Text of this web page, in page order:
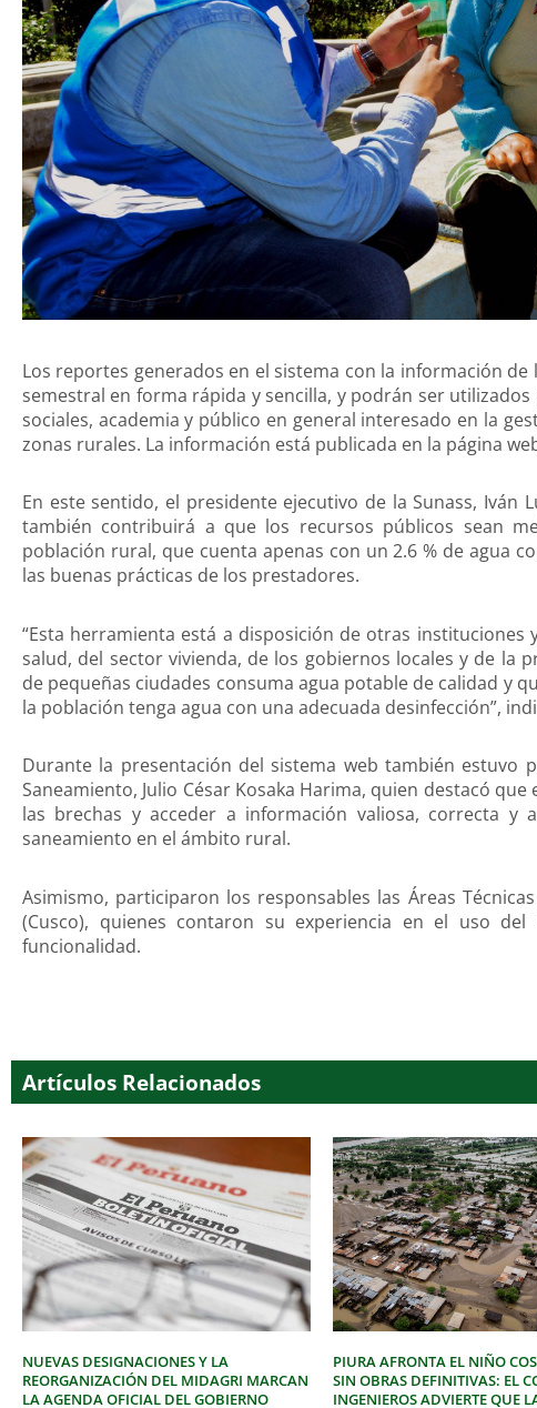
Los reportes generados en el sistema con la información de
semestral en forma rápida y sencilla, y podrán ser
sociales, academia y público en general interesado en la
zonas rurales. La información está publicada en la página
En este sentido, el presidente ejecutivo de la Sunass, Iván
también contribuirá a que los recursos públicos sean
población rural, que cuenta apenas con un 2.6 % de agua
las buenas prácticas de los prestadores.
“Esta herramienta está a disposición de otras
salud, del sector vivienda, de los gobiernos locales y de la
de pequeñas ciudades consuma agua potable de calidad y
la población tenga agua con una adecuada desinfección”,
Durante la presentación del sistema web también estuvo
Saneamiento, Julio César Kosaka Harima, quien destacó
las brechas y acceder a información valiosa, correcta y
saneamiento en el ámbito rural.
Asimismo, participaron los responsables las Áreas
(Cusco), quienes contaron su experiencia en el uso
funcionalidad.
Artículos Relacionados
NUEVAS DESIGNACIONES Y LA
REORGANIZACIÓN DEL MIDAGRI MARCAN
LA AGENDA OFICIAL DEL GOBIERNO
PIURA AFRONTA EL NIÑO
SIN OBRAS DEFINITIVAS: EL
INGENIEROS ADVIERTE QUE